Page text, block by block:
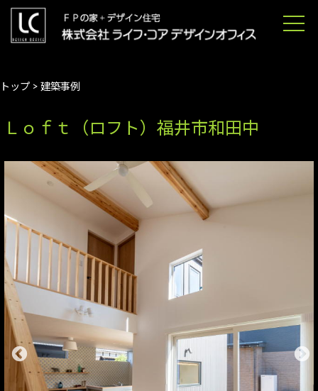
トップ > 建築事例
Ｌｏｆｔ（ロフト）福井市和田中